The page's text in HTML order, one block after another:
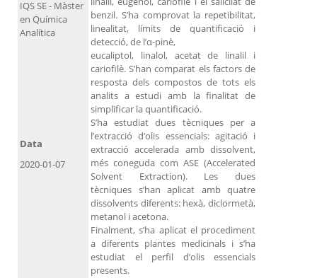
benzil. S’ha comprovat la repetibilitat,
linealitat, límits de quantificació i
detecció, de l’α-pinè,
eucaliptol, linalol, acetat de linalil i
cariofilè. S’han comparat els factors de
resposta dels compostos de tots els
analits a estudi amb la finalitat de
simplificar la quantificació.
S’ha estudiat dues tècniques per a
l’extracció d’olis essencials: agitació i
extracció accelerada amb dissolvent,
més coneguda com ASE (Accelerated
Solvent Extraction). Les dues
tècniques s’han aplicat amb quatre
dissolvents diferents: hexà, diclormetà,
metanol i acetona.
Finalment, s’ha aplicat el procediment
a diferents plantes medicinals i s’ha
estudiat el perfil d’olis essencials
presents.
IQS SE - Màster
en Química
Analítica
Data
2020-01-07